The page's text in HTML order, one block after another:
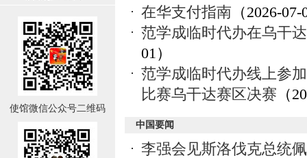
使馆微信公众号二维码
在华支付指南 （2026-
范学成临时代办在乌干
01）
范学成临时代办线上参
比赛乌干达赛区决赛 （
中国要闻
李强会见斯洛伐克总统